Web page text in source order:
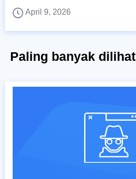
April 9, 2026
Paling banyak dilihat